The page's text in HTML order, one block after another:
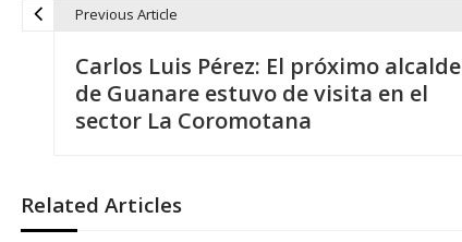
e
Previous Article
Carlos Luis Pérez: El próximo alcalde
de Guanare estuvo de visita en el
sector La Coromotana
Related Articles